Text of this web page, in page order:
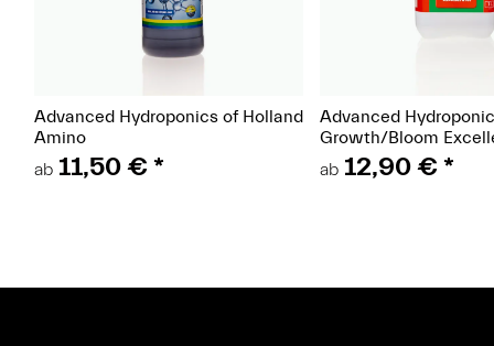
Advanced Hydroponics of Holland
Amino
ab 11,50 €*
Advanced
Growth/Bloom
Wachstums- und
ab 12,90 €*